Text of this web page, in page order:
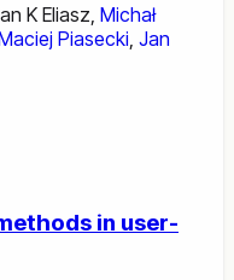
K Eliasz Michał
Piasecki Jan
in user-